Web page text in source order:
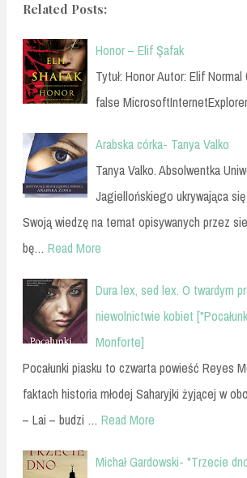
Related Posts:
Honor – Elif Şafak
Tytuł: Honor Autor: Elif
false
Arabska córka- Tanya Valko
Tanya Valko. Absolwentka
Jagiellońskiego ukrywająca
Swoją wiedzę na temat opisywanych przez
bę… Read More
Dura lex, sed lex. O twardym
niewolnictwie kobiet
Monforte]
Pocałunki piasku to czwarta powieść Reyes
faktach historia młodej Saharyjki żyjącej w
– Lai – budzi … Read More
Michał Gardowski- "Trzecie